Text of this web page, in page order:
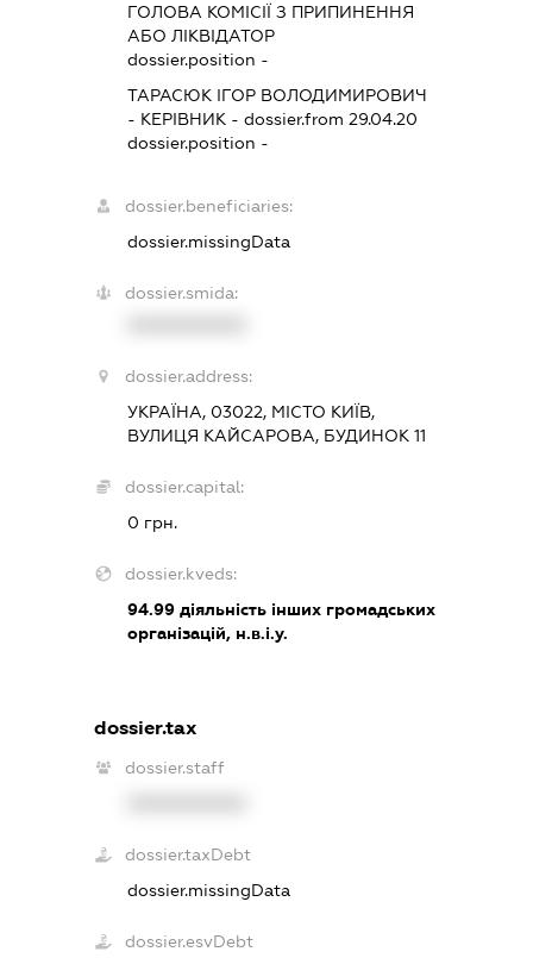
ГОЛОВА КОМІСІЇ З ПРИПИНЕННЯ
АБО ЛІКВІДАТОР
dossier.position -
ТАРАСЮК ІГОР ВОЛОДИМИРОВИЧ
- КЕРІВНИК - dossier.from 29.04.20
dossier.position -
dossier.beneficiaries:
dossier.missingData
dossier.smida:
dossier.address:
УКРАЇНА, 03022, МІСТО КИЇВ,
ВУЛИЦЯ КАЙСАРОВА, БУДИНОК 11
dossier.capital:
0 грн.
dossier.kveds:
94.99діяльність інших громадських
організацій, н.в.і.у.
dossier.tax
dossier.staff
dossier.taxDebt
dossier.missingData
dossier.esvDebt